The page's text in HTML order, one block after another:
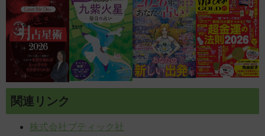
関連リンク
株式会社ブティック社